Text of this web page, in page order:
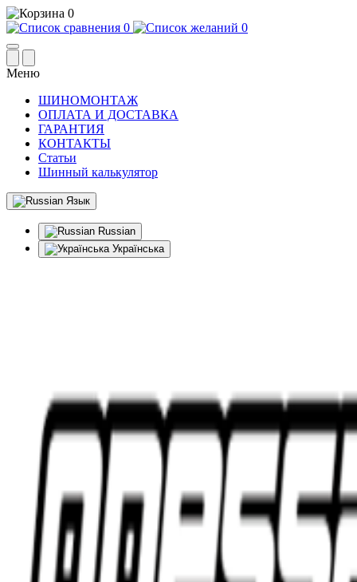
0
0
0
Меню
ШИНОМОНТАЖ
ОПЛАТА И ДОСТАВКА
ГАРАНТИЯ
КОНТАКТЫ
Статьи
Шинный калькулятор
Язык
Russian
Українська